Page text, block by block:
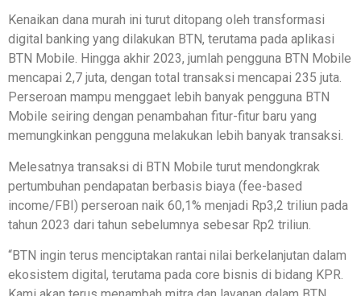
Kenaikan dana murah ini turut ditopang oleh transformasi
digital banking yang dilakukan BTN, terutama pada aplikasi
BTN Mobile. Hingga akhir 2023, jumlah pengguna BTN Mobile
mencapai 2,7 juta, dengan total transaksi mencapai 235 juta.
Perseroan mampu menggaet lebih banyak pengguna BTN
Mobile seiring dengan penambahan fitur-fitur baru yang
memungkinkan pengguna melakukan lebih banyak transaksi.
Melesatnya transaksi di BTN Mobile turut mendongkrak
pertumbuhan pendapatan berbasis biaya (fee-based
income/FBI) perseroan naik 60,1% menjadi Rp3,2 triliun pada
tahun 2023 dari tahun sebelumnya sebesar Rp2 triliun.
“BTN ingin terus menciptakan rantai nilai berkelanjutan dalam
ekosistem digital, terutama pada core bisnis di bidang KPR.